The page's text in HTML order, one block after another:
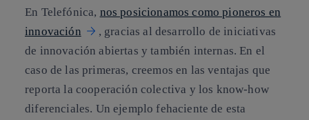
En Telefónica, nos posicionamos como pioneros en
innovación
, gracias al desarrollo de iniciativas
de innovación abiertas y también internas. En el
caso de las primeras, creemos en las ventajas que
reporta la cooperación colectiva y los know-how
diferenciales. Un ejemplo fehaciente de esta